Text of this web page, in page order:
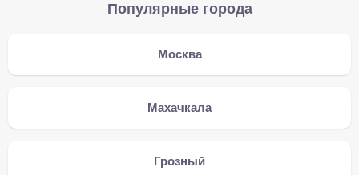
Популярные города
Москва
Махачкала
Грозный